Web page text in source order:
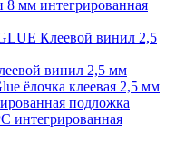
мм интегрированная
Клеевой винил 2,5
винил 2,5 мм
ёлочка клеевая 2,5 мм
подложка
интегрированная